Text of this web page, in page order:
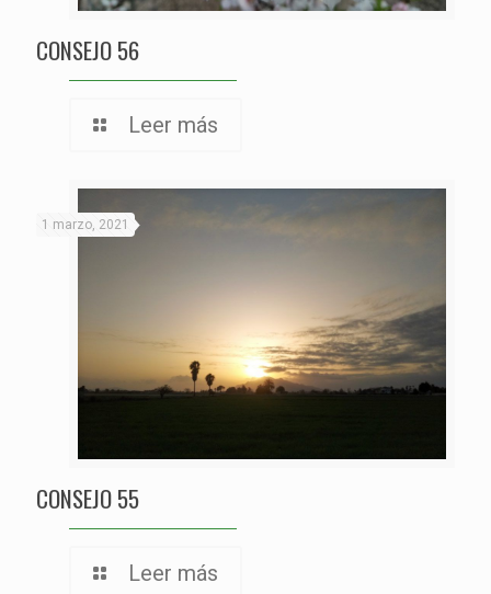
CONSEJO 56
Leer más
1 marzo, 2021
CONSEJO 55
Leer más